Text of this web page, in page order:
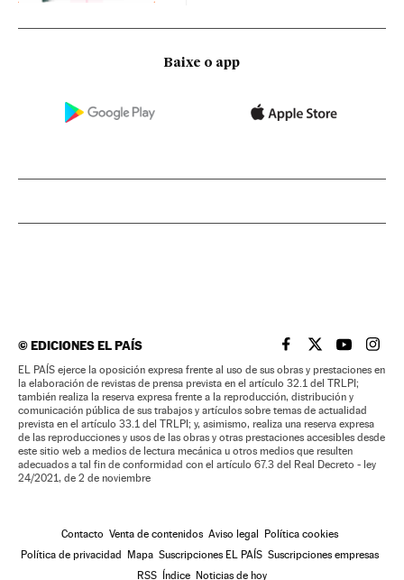
Baixe o app
©EDICIONES EL PAÍS EL PAÍS BRASIL EN
EL PAÍSEL PAÍS
EL
EL PAÍS ejerce la oposición expresa frente al uso de sus obras y prestaciones en
la elaboración de revistas de prensa prevista en el artículo 32.1 del TRLPI;
también realiza la reserva expresa frente a la reproducción, distribución y
comunicación pública de sus trabajos y artículos sobre temas de actualidad
prevista en el artículo 33.1 del TRLPI; y, asimismo, realiza una reserva expresa
de las reproducciones y usos de las obras y otras prestaciones accesibles desde
este sitio web a medios de lectura mecánica u otros medios que resulten
adecuados a tal fin de conformidad con el artículo 67.3 del Real Decreto - ley
24/2021, de 2 de noviembre
Contacto Venta de contenidos Aviso legal
Política cookies
Política de privacidad
Mapa Suscripciones EL PAÍS Suscripciones empresas
RSS
Índice Noticias de hoy